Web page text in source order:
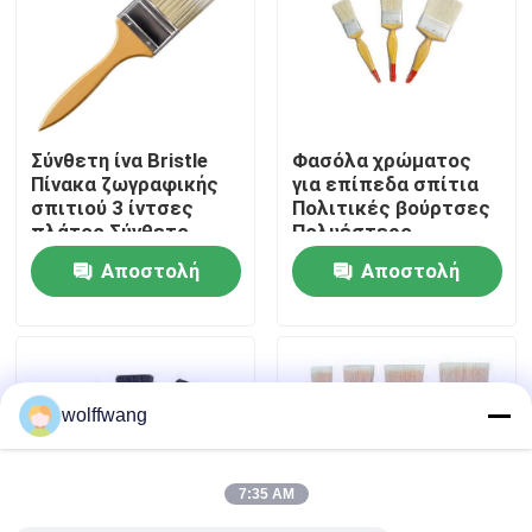
Γύρος εργοστασίων
επαφή
Νέα
Όλες οι περιπτώσεις
Πινέλο βαφής σπιτιού
Σύνθετη ίνα Bristle
Πίνακα ζωγραφικής
σπιτιού 3 ίντσες
πλάτος Σύνθετο
υλικό bristle
Σχεδιασμένο για
ομαλά φινίρισμα
Αποστολή
Φασόλα χρώματος
για επίπεδα σπίτια
Πολιτικές βούρτσες
Πολυέστερο
ανθεκτικό
επαγγελματικό
εργαλείο
εμπορικές
Αποστολή
wolffwang
7:35 AM